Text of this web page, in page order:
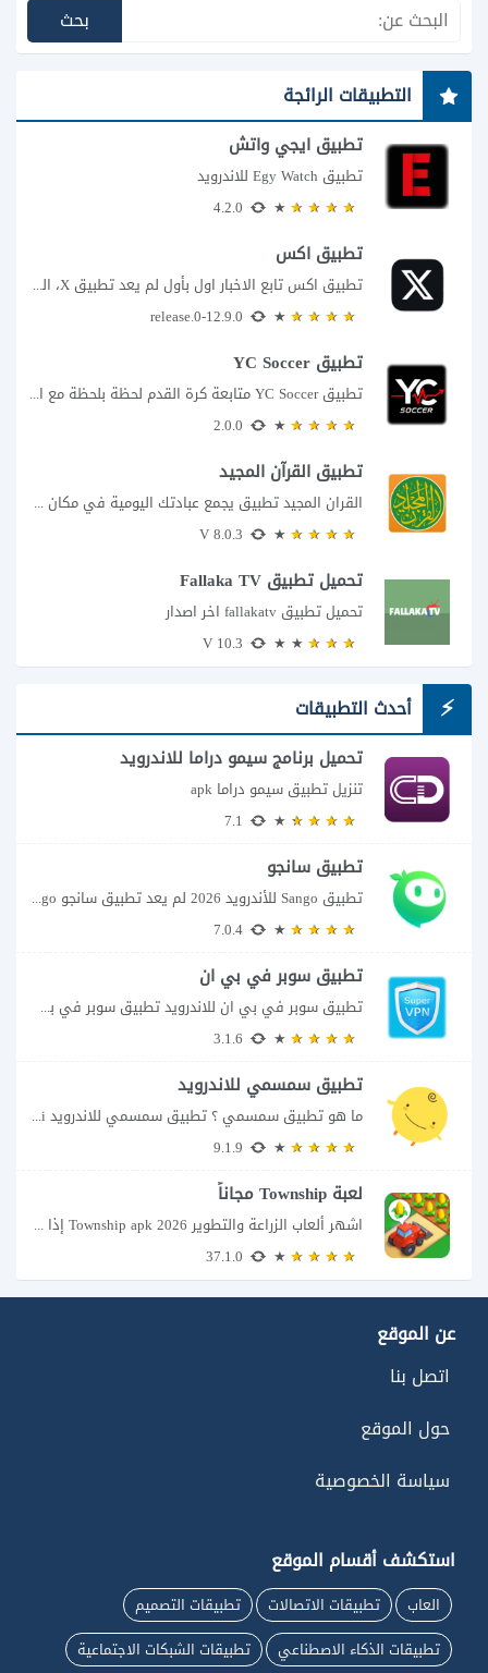
التطبيقات الرائجة
تطبيق ايجي واتش
تطبيق Egy Watch للاندرويد
تطبيق اكس
تطبيق اكس تابع الاخبار اول بأول لم يعد تطبيق X، المعروف سابقا باسم تويتر،...
تطبيق YC Soccer
تطبيق YC Soccer متابعة كرة القدم لحظة بلحظة مع اقتراب مباراة مصر والأرجنتين في...
تطبيق القرآن المجيد
القران المجيد تطبيق يجمع عبادتك اليومية في مكان واحد إذا كنت تبحث عن تطبيق...
تحميل تطبيق Fallaka TV
تحميل تطبيق fallakatv اخر اصدار
أحدث التطبيقات
تحميل برنامج سيمو دراما للاندرويد
تنزيل تطبيق سيمو دراما apk
تطبيق سانجو
تطبيق Sango للأندرويد 2026 لم يعد تطبيق سانجو Sango مجرد مساحة لإرسال الرسائل أو...
تطبيق سوبر في بي ان
تطبيق سوبر في بي ان للاندرويد تطبيق سوبر في بي ان من تطبيقات الشبكات...
تطبيق سمسمي للاندرويد
ما هو تطبيق سمسمي ؟ تطبيق سمسمي للاندرويد SimSimi هو برنامج دردشة افتراضية يسمح...
لعبة Township مجاناً
اشهر ألعاب الزراعة والتطوير Township apk 2026 إذا كنت تحب ألعاب الزراعة وبناء المدن،...
عن الموقع
اتصل بنا
حول الموقع
سياسة الخصوصية
استكشف أقسام الموقع
العاب تطبيقات الاتصالات
تطبيقات التصميم
تطبيقات الذكاء الاصطناعي
تطبيقات الشبكات الاجتماعية